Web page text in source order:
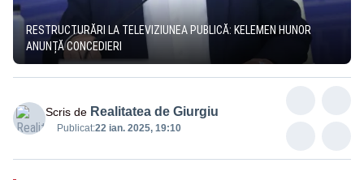
RESTRUCTURĂRI LA TELEVIZIUNEA PUBLICĂ: KELEMEN HUNOR
ANUNȚĂ CONCEDIERI
Scris de Realitatea de Giurgiu
Publicat:22 ian. 2025, 19:10